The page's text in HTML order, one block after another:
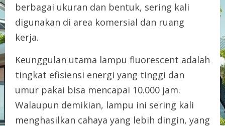
berbagai ukuran dan bentuk, sering kali
digunakan di area komersial dan ruang
kerja.
Keunggulan utama lampu fluorescent adalah
tingkat efisiensi energi yang tinggi dan
umur pakai bisa mencapai 10.000 jam.
Walaupun demikian, lampu ini sering kali
menghasilkan cahaya yang lebih dingin, yang